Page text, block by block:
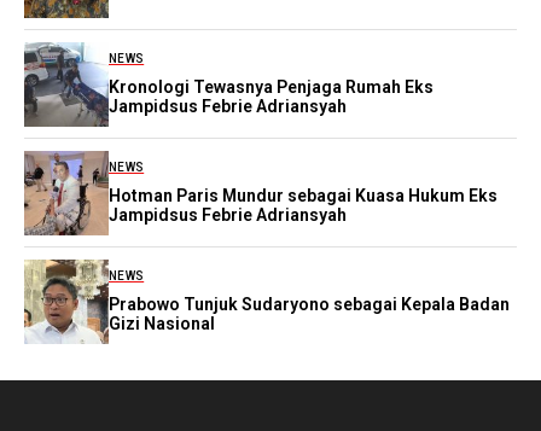
NEWS
Kronologi Tewasnya Penjaga Rumah Eks
Jampidsus Febrie Adriansyah
NEWS
Hotman Paris Mundur sebagai Kuasa Hukum Eks
Jampidsus Febrie Adriansyah
NEWS
Prabowo Tunjuk Sudaryono sebagai Kepala Badan
Gizi Nasional